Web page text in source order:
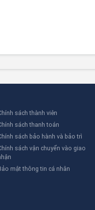
sách thành viên
sách thanh toán
sách bảo hành và bảo trì
sách vận chuyển vào giao
mật thông tin cá nhân